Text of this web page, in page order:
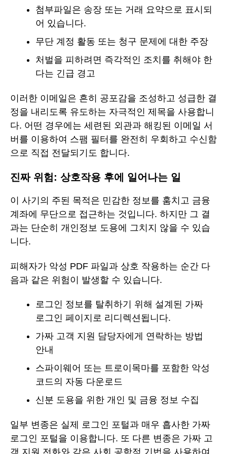
첨부파일은 송장 또는 거래 요약으로 표시되
어 있습니다.
무단 계정 활동 또는 청구 문제에 대한 주장
처벌을 피하려면 즉각적인 조치를 취해야 한
다는 긴급 경고
이러한 이메일은 흔히 공포감을 조성하고 성급한 결
정을 내리도록 유도하는 자극적인 제목을 사용합니
다. 어떤 경우에는 세련된 외관과 해킹된 이메일 서
버를 이용하여 스팸 필터를 완전히 우회하고 수신함
으로 직접 전달되기도 합니다.
진짜 위험: 상호작용 후에 일어나는 일
이 사기의 주된 목적은 민감한 정보를 훔치고 금융
계좌에 무단으로 접근하는 것입니다. 하지만 그 결
과는 단순히 개인정보 도용에 그치지 않을 수 있습
니다.
피해자가 악성 PDF 파일과 상호 작용하는 순간 다
음과 같은 위험이 발생할 수 있습니다.
로그인 정보를 탈취하기 위해 설계된 가짜
로그인 페이지로 리디렉션됩니다.
가짜 고객 지원 담당자에게 연락하는 방법
안내
스파이웨어 또는 트로이목마를 포함한 악성
코드의 자동 다운로드
신분 도용을 위한 개인 및 금융 정보 수집
일부 변종은 실제 로그인 포털과 매우 흡사한 가짜
로그인 포털을 이용합니다. 또 다른 변종은 가짜 고
객 지원 전화와 같은 사회 공학적 기법을 사용하여